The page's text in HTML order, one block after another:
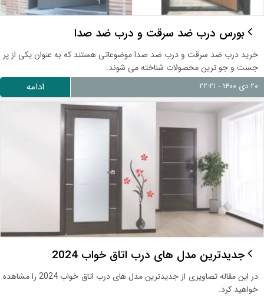
بورس درب ضد سرقت و درب ضد صدا
خرید درب ضد سرقت و درب ضد صدا موضوعاتی هستند که به عنوان یکی از پر
جست و جو ترین محصولات شناخته می شوند.
۲۰ دی ۱۴۰۰ - ۲۲:۲۱ ادامه
جدیدترین مدل های درب اتاق خواب 2024
در این مقاله تصاویری از جدیدترین مدل های درب اتاق خواب 2024 را مشاهده
خواهید کرد.